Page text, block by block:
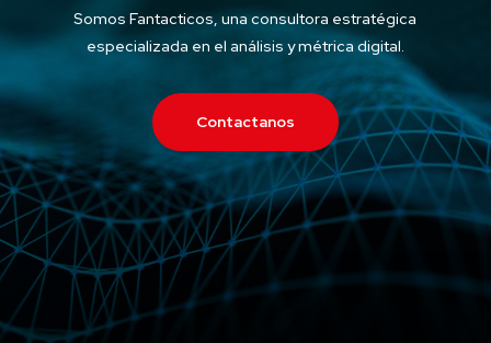
Somos Fantacticos, una consultora estratégica
especializada en el análisis y métrica digital.
Contactanos